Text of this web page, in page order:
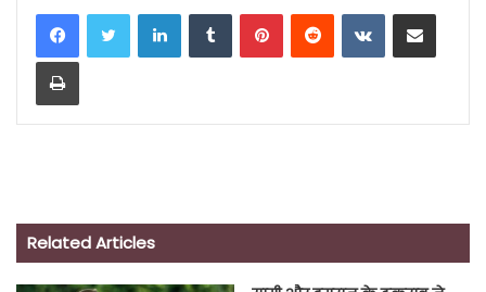
LinkedInTumblrPinterestReddit VKontakteShare via Email
Print
Related Articles